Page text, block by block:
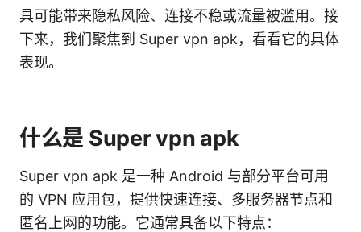
具可能带来隐私风险、连接不稳或流量被滥用。接
下来，我们聚焦到 Super vpn apk，看看它的具体
表现。
什么是 Super vpn apk
Super vpn apk 是一种 Android 与部分平台可用
的 VPN 应用包，提供快速连接、多服务器节点和
匿名上网的功能。它通常具备以下特点：